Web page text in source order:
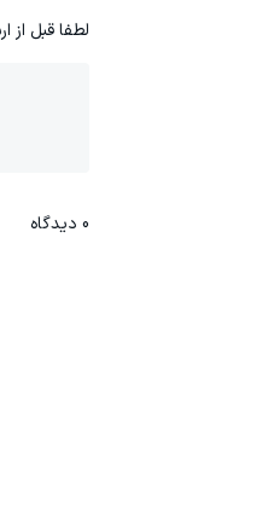
لطفا قبل از
0 دیدگاه